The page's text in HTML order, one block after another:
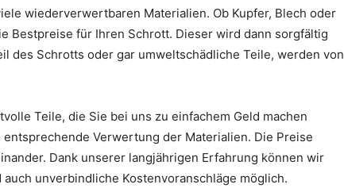
wiederverwertbaren Materialien. Ob Kupfer, Blech oder
Bestpreise für Ihren Schrott. Dieser wird dann sorgfältig
Schrotts oder gar umweltschädliche Teile, werden von
Teile, die Sie bei uns zu einfachem Geld machen
Verwertung der Materialien. Die Preise
Dank unserer langjährigen Erfahrung können wir
unverbindliche Kostenvoranschläge möglich.